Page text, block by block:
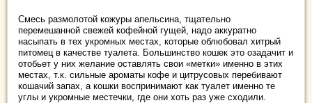
Смесь размолотой кожуры апельсина, тщательно
перемешанной свежей кофейной гущей, надо аккуратно
насыпать в тех укромных местах, которые облюбовал хитрый
питомец в качестве туалета. Большинство кошек это озадачит и
отобьет у них желание оставлять свои «метки» именно в этих
местах, т.к. сильные ароматы кофе и цитрусовых перебивают
кошачий запах, а кошки воспринимают как туалет именно те
углы и укромные местечки, где они хоть раз уже сходили.